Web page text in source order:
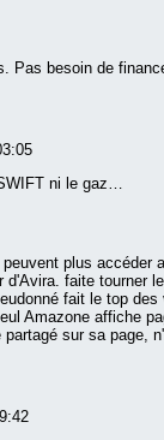
Pas besoin de
ni le gaz…
plus accéder
faite tourner
fait le top
Amazone affiche
sur sa page,